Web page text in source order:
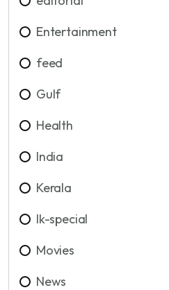
Entertainment
feed
Gulf
Health
India
Kerala
lk-special
Movies
News